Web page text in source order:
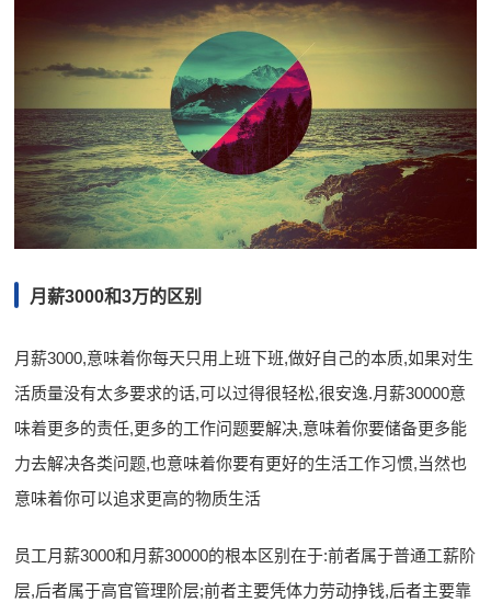
月薪3000和3万的区别
月薪3000,意味着你每天只用上班下班,做好自己的本质,如果对生
活质量没有太多要求的话,可以过得很轻松,很安逸.月薪30000意
味着更多的责任,更多的工作问题要解决,意味着你要储备更多能
力去解决各类问题,也意味着你要有更好的生活工作习惯,当然也
意味着你可以追求更高的物质生活
员工月薪3000和月薪30000的根本区别在于:前者属于普通工薪阶
层,后者属于高官管理阶层;前者主要凭体力劳动挣钱,后者主要靠